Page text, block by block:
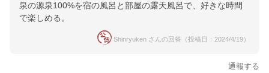
泉の源泉100%を宿の風呂と部屋の露天風呂で、好きな時間
で楽しめる。
Shinryuken さんの回答（投稿日：2024/4/19）
通報する